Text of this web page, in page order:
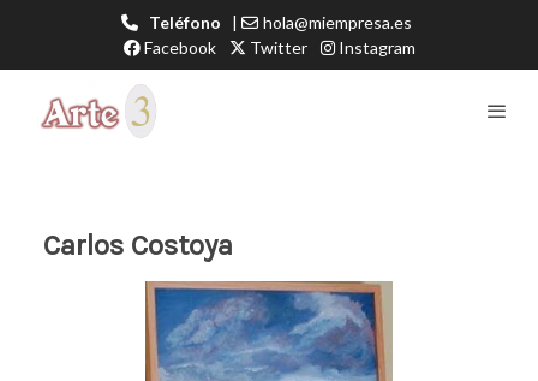
Teléfono |
hola@miempresa.es
Facebook
Twitter Instagram
Carlos Costoya